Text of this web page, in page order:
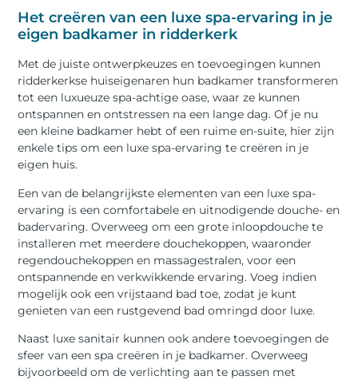
Het creëren van een luxe spa-ervaring in je
eigen badkamer in ridderkerk
Met de juiste ontwerpkeuzes en toevoegingen kunnen
ridderkerkse huiseigenaren hun badkamer transformeren
tot een luxueuze spa-achtige oase, waar ze kunnen
ontspannen en ontstressen na een lange dag. Of je nu
een kleine badkamer hebt of een ruime en-suite, hier zijn
enkele tips om een ​​luxe spa-ervaring te creëren in je
eigen huis.
Een van de belangrijkste elementen van een luxe spa-
ervaring is een comfortabele en uitnodigende douche- en
badervaring. Overweeg om een ​​grote inloopdouche te
installeren met meerdere douchekoppen, waaronder
regendouchekoppen en massagestralen, voor een
ontspannende en verkwikkende ervaring. Voeg indien
mogelijk ook een vrijstaand bad toe, zodat je kunt
genieten van een rustgevend bad omringd door luxe.
Naast luxe sanitair kunnen ook andere toevoegingen de
sfeer van een spa creëren in je badkamer. Overweeg
bijvoorbeeld om de verlichting aan te passen met